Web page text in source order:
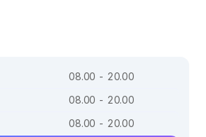
08.00 - 20.00
08.00 - 20.00
08.00 - 20.00